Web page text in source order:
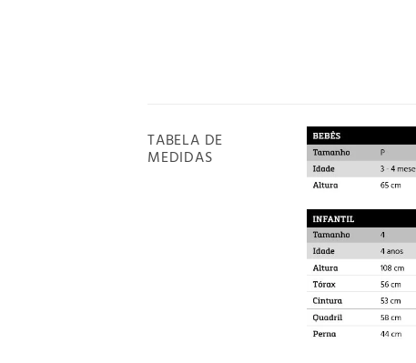
TABELA DE
MEDIDAS